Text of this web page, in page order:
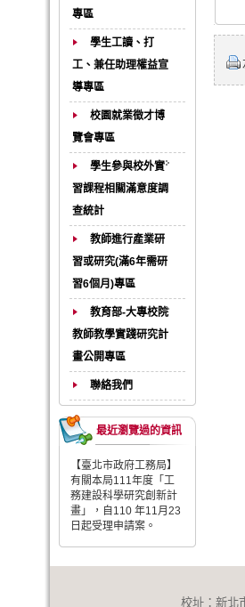
專區
學生工讀、打
工、兼任助理權益宣
導專區
校園就業徵才博
覽會專區
學生參與校外實
習課程相關滿意度調
查統計
教師進行產業研
習或研究(滿6年需研
習6個月)專區
教育部-大專校院
教師教學實踐研究計
畫公開專區
聯絡我們
最近瀏覽過的資訊
【臺北市政府工務局】
有關本局111年度「工
務建設科學研究創新計
畫」，自110 年11月23
日起受理申請案。
校址：新北